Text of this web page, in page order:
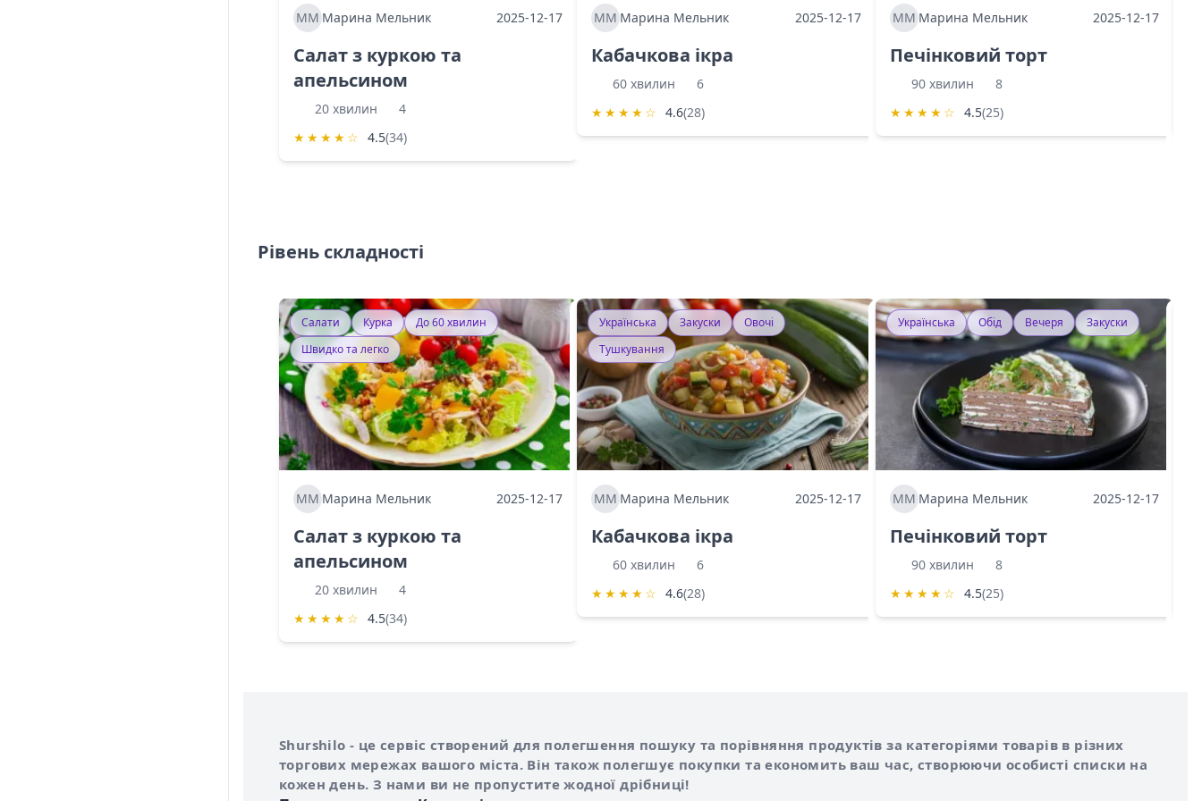
ММ Марина Мельник 2025-12-17
Салат з куркою та
апельсином
20 хвилин
4
★ ★ ★ ★ ☆ 4.5(34)
ММ Марина Мельник 2025-12-17
Кабачкова ікра
60 хвилин
6
★ ★ ★ ★ ☆ 4.6(28)
МММарина Мельник 2025-12-17
Печінковий торт
90 хвилин
8
★ ★ ★ ★ ☆ 4.5(25)
Рівень складності
Салати Курка
До 60 хвилин
Швидко та легко
ММ Марина Мельник 2025-12-17
Салат з куркою та
апельсином
20 хвилин
4
★ ★ ★ ★ ☆ 4.5(34)
Українська Закуски
Овочі
Тушкування
ММ Марина Мельник 2025-12-17
Кабачкова ікра
60 хвилин
6
★ ★ ★ ★ ☆ 4.6(28)
Українська Обід Вечеря Закуски
МММарина Мельник 2025-12-17
Печінковий торт
90 хвилин
8
★ ★ ★ ★ ☆ 4.5(25)
Про сервіс Shurshilo
Shurshilo - це сервіс створений для полегшення пошуку та порівняння продуктів за категоріями товарів в різних
торгових мережах вашого міста. Він також полегшує покупки та економить ваш час, створюючи особисті списки на
кожен день. З нами ви не пропустите жодної дрібниці!